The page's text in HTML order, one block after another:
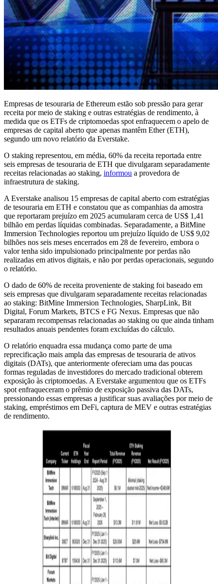
Empresas de tesouraria de Ethereum estão sob pressão para gerar
receita por meio de staking e outras estratégias de rendimento, à
medida que os ETFs de criptomoedas spot enfraquecem o apelo de
empresas de capital aberto que apenas mantêm Ether (ETH),
segundo um novo relatório da Everstake.
O staking representou, em média, 60% da receita reportada entre
seis empresas de tesouraria de ETH que divulgaram separadamente
receitas relacionadas ao staking, informou a provedora de
infraestrutura de staking.
A Everstake analisou 15 empresas de capital aberto com estratégias
de tesouraria em ETH e constatou que as companhias da amostra
que reportaram prejuízo em 2025 acumularam cerca de US$ 1,41
bilhão em perdas líquidas combinadas. Separadamente, a BitMine
Immersion Technologies reportou um prejuízo líquido de US$ 9,02
bilhões nos seis meses encerrados em 28 de fevereiro, embora o
valor tenha sido impulsionado principalmente por perdas não
realizadas em ativos digitais, e não por perdas operacionais, segundo
o relatório.
O dado de 60% de receita proveniente de staking foi baseado em
seis empresas que divulgaram separadamente receitas relacionadas
ao staking: BitMine Immersion Technologies, SharpLink, Bit
Digital, Forum Markets, BTCS e FG Nexus. Empresas que não
separaram recompensas relacionadas ao staking ou que ainda tinham
resultados anuais pendentes foram excluídas do cálculo.
O relatório enquadra essa mudança como parte de uma
reprecificação mais ampla das empresas de tesouraria de ativos
digitais (DATs), que anteriormente ofereciam uma das poucas
formas reguladas de investidores do mercado tradicional obterem
exposição às criptomoedas. A Everstake argumentou que os ETFs
spot enfraqueceram o prêmio de exposição passiva das DATs,
pressionando essas empresas a justificar suas avaliações por meio de
staking, empréstimos em DeFi, captura de MEV e outras estratégias
de rendimento.